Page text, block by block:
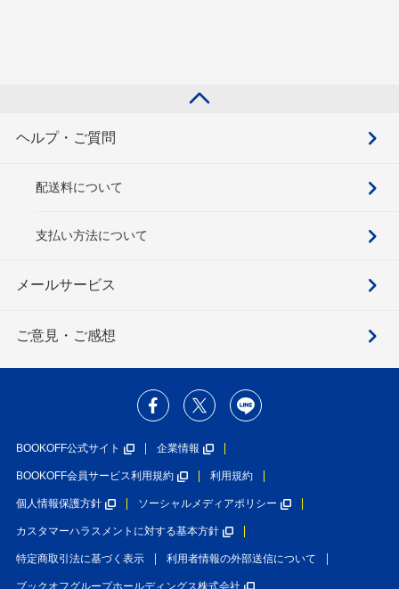
ヘルプ・ご質問
配送料について
支払い方法について
メールサービス
ご意見・ご感想
BOOKOFF公式サイト 企業情報
BOOKOFF会員サービス利用規約 利用規約
個人情報保護方針 ソーシャルメディアポリシー
カスタマーハラスメントに対する基本方針
特定商取引法に基づく表示 利用者情報の外部送信について
ブックオフグループホールディングス株式会社